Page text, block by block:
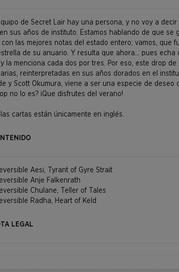
de Secret Lair hay una persona, y no voy a decir
sus años de instituto. Estamos hablando de que se
con las mejores notas del estado entero; vamos, que
de su anuario. Y resulta que ahora... pues echa
la menciona cada dos por tres. Por eso, este drop de
reinterpretadas en sus años dorados en el
y Scott Okumura, viene a ser una especie de deseo
no lo es? ¡Que disfrutes del verano!
las cartas están únicamente en inglés.
Aesi, Tyrant of Gyre Strait
Anje Falkenrath
Chulane, Teller of Tales
Radha, Heart of Keld
LEGAL